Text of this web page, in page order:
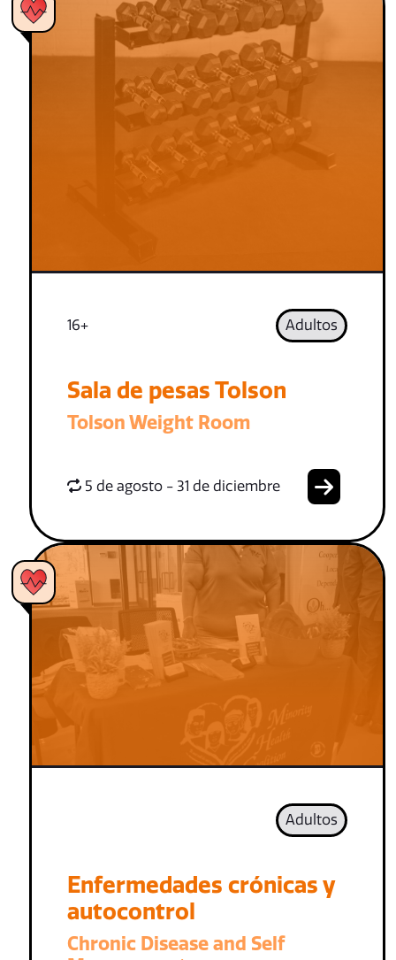
16+ Adultos
Sala de pesas Tolson
Tolson Weight Room
5 de agosto - 31 de diciembre
Adultos
Enfermedades crónicas y
autocontrol
Chronic Disease and Self